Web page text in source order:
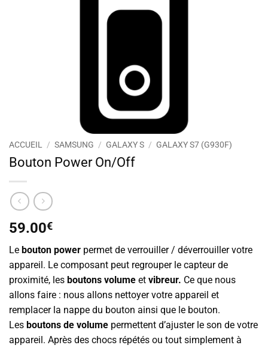
ACCUEIL / SAMSUNG / GALAXY S / GALAXY S7 (G930F)
Bouton Power On/Off
59.00€
Le bouton power permet de verrouiller / déverrouiller votre
appareil. Le composant peut regrouper le capteur de
proximité, les boutons volume et vibreur. Ce que nous
allons faire : nous allons nettoyer votre appareil et
remplacer la nappe du bouton ainsi que le bouton.
Les boutons de volume permettent d’ajuster le son de votre
appareil. Après des chocs répétés ou tout simplement à